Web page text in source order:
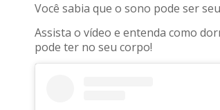
Você sabia que o sono pode ser
Assista o vídeo e entenda como
pode ter no seu corpo!